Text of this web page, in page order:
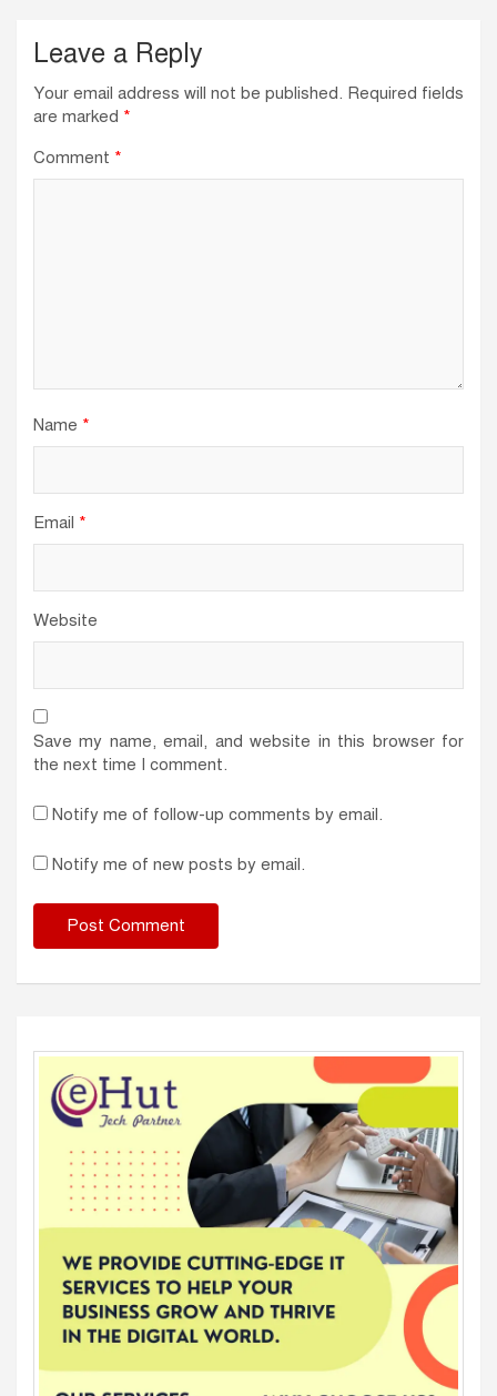
Leave a Reply
Your email address will not be published. Required fields
are marked *
Comment *
Name *
Email *
Website
Save my name, email, and website in this browser for
the next time I comment.
Notify me of follow-up comments by email.
Notify me of new posts by email.